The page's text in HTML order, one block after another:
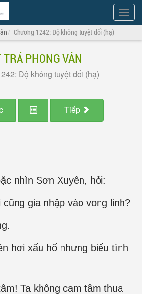
Show
Menu
Chương 1242: Độ không tuyệt đối (hạ)
TRÁ PHONG VÂN
Độ không tuyệt đối (hạ)
Tiếp
nhìn Sơn Xuyên, hỏi:
gia nhập vào vong linh?
hơi xấu hổ nhưng biểu tình
Ta không cam tâm thua